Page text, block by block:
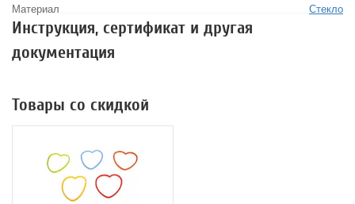
Материал Стекло
Инструкция, сертификат и другая
документация
Товары со скидкой